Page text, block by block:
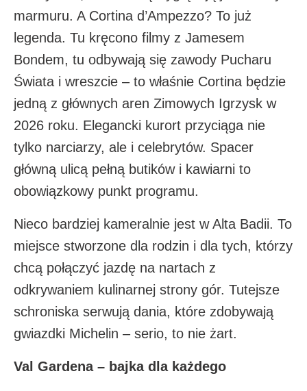
marmuru. A Cortina d’Ampezzo? To już
legenda. Tu kręcono filmy z Jamesem
Bondem, tu odbywają się zawody Pucharu
Świata i wreszcie – to właśnie Cortina będzie
jedną z głównych aren Zimowych Igrzysk w
2026 roku. Elegancki kurort przyciąga nie
tylko narciarzy, ale i celebrytów. Spacer
główną ulicą pełną butików i kawiarni to
obowiązkowy punkt programu.
Nieco bardziej kameralnie jest w Alta Badii. To
miejsce stworzone dla rodzin i dla tych, którzy
chcą połączyć jazdę na nartach z
odkrywaniem kulinarnej strony gór. Tutejsze
schroniska serwują dania, które zdobywają
gwiazdki Michelin – serio, to nie żart.
Val Gardena – bajka dla każdego